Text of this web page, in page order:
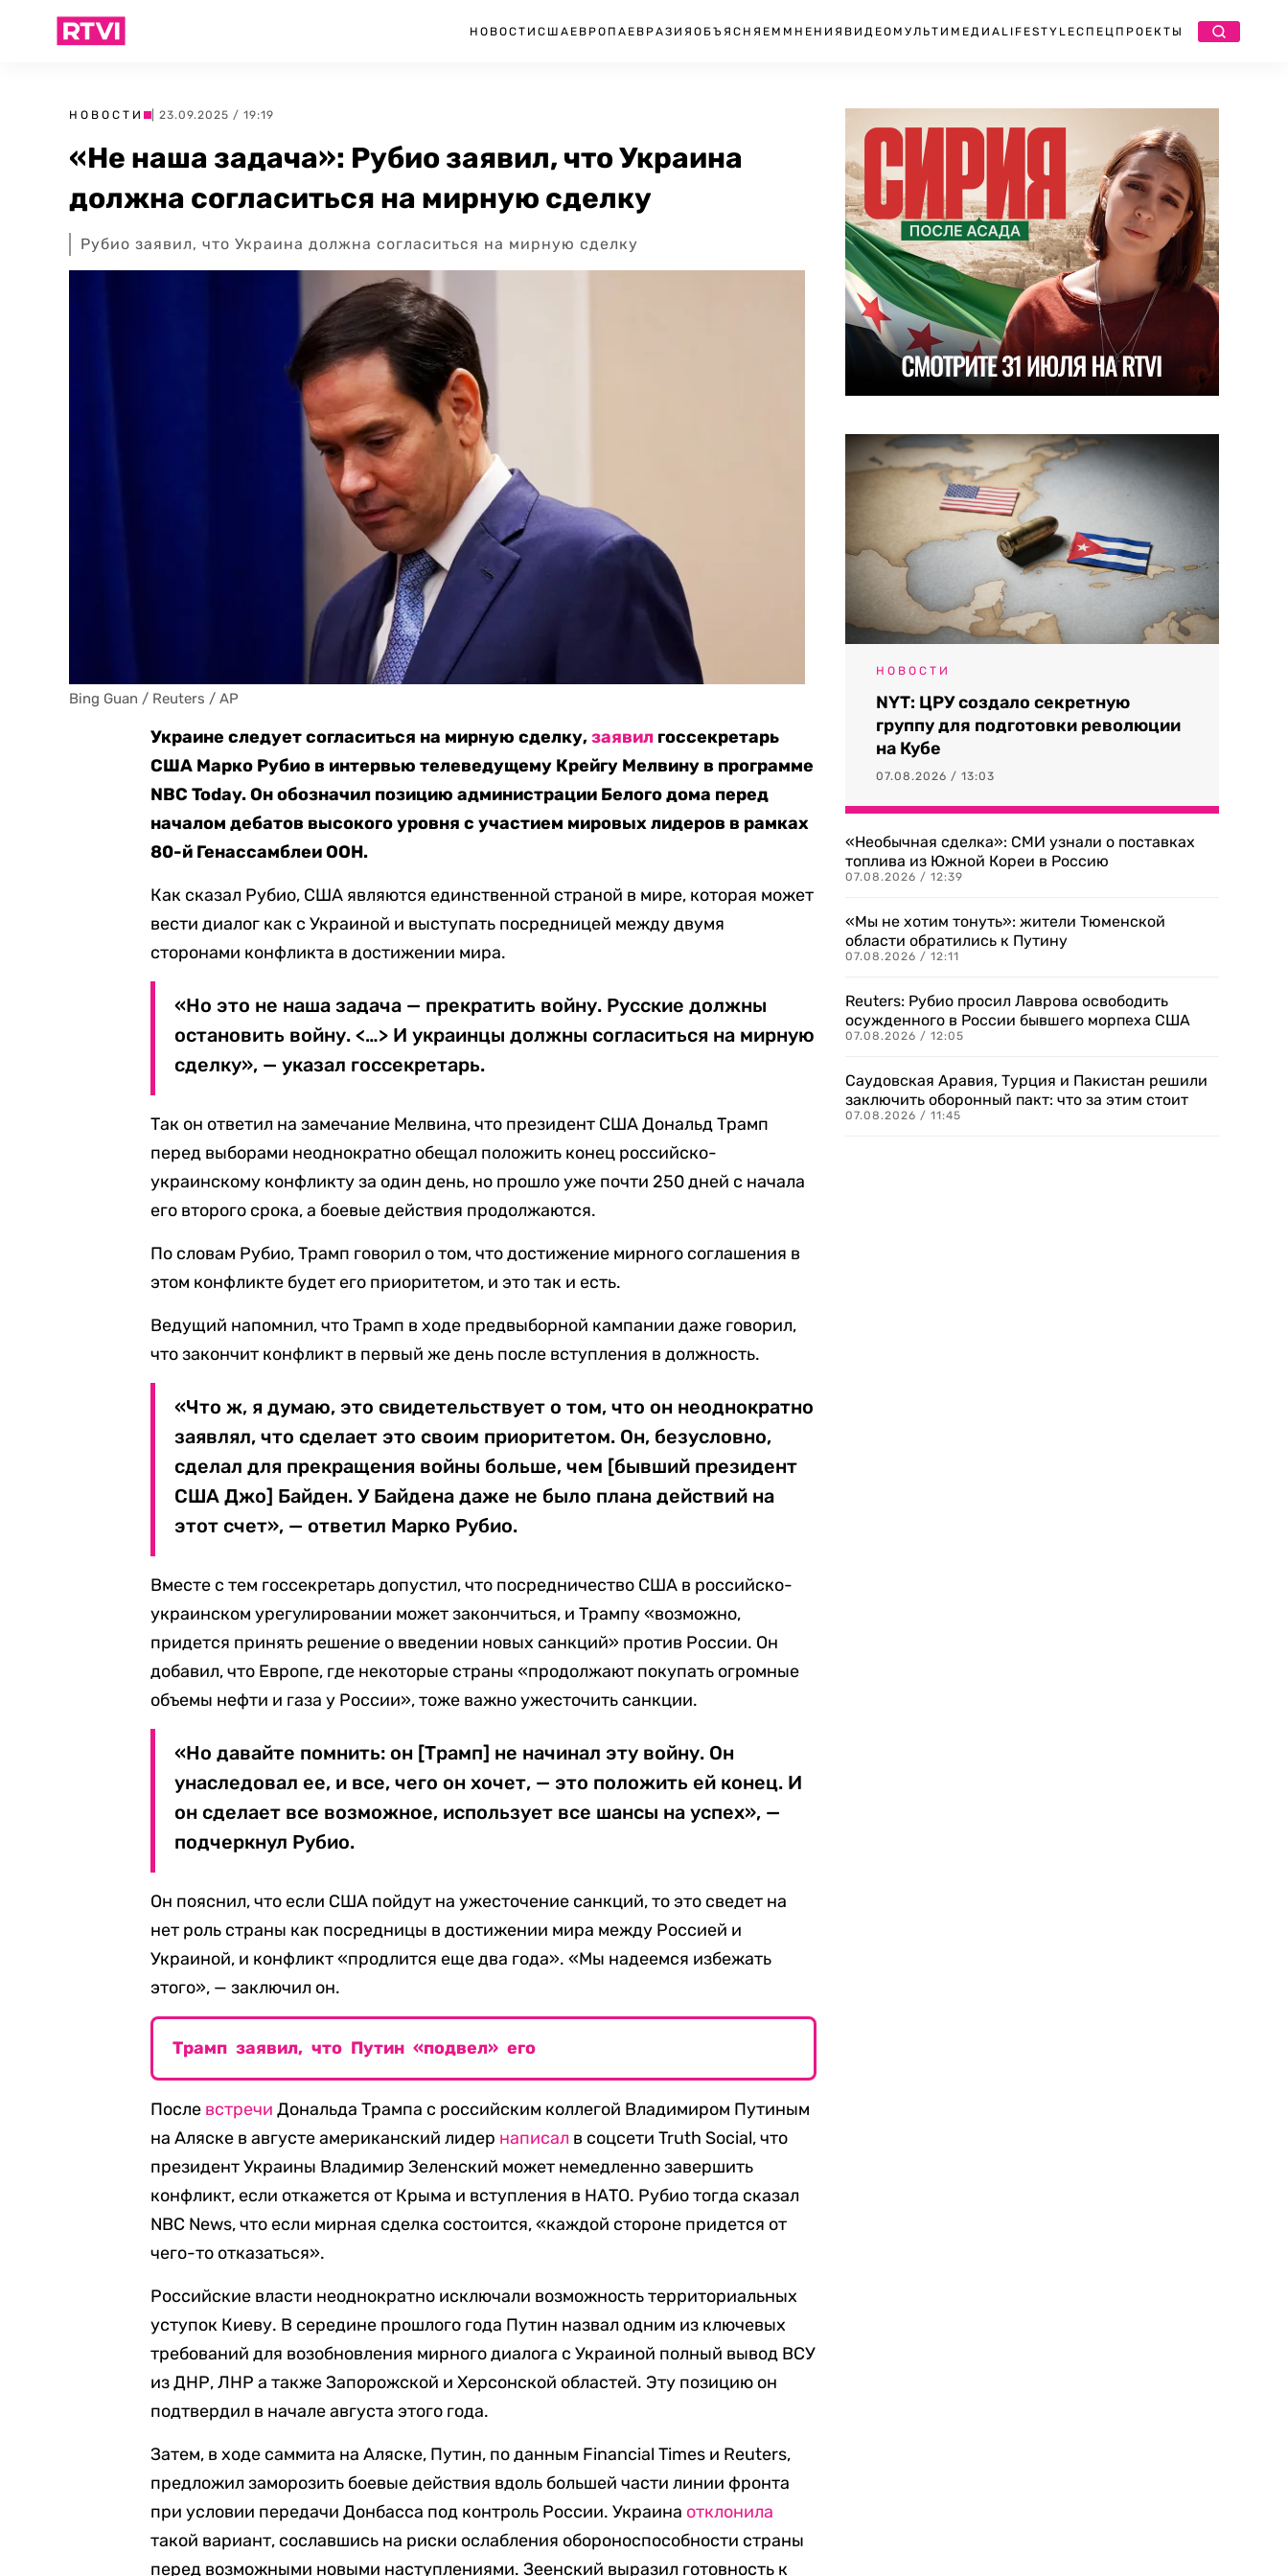
НОВОСТИ США ЕВРОПА ЕВРАЗИЯ ОБЪЯСНЯЕМ МНЕНИЯ ВИДЕО МУЛЬТИМЕДИА LIFESTYLEСПЕЦПРОЕКТЫ
НОВОСТИ | 23.09.2025 / 19:19
«Не наша задача»: Рубио заявил, что Украина
должна согласиться на мирную сделку
Рубио заявил, что Украина должна согласиться на мирную сделку
Bing Guan / Reuters / AP
Украине следует согласиться на мирную сделку,заявил госсекретарь
США Марко Рубио в интервью телеведущему Крейгу Мелвину в программе
NBC Today. Он обозначил позицию администрации Белого дома перед
началом дебатов высокого уровня с участием мировых лидеров в рамках
80-й Генассамблеи ООН.
Как сказал Рубио, США являются единственной страной в мире, которая может
вести диалог как с Украиной и выступать посредницей между двумя
сторонами конфликта в достижении мира.
«Но это не наша задача — прекратить войну. Русские должны
остановить войну. <…> И украинцы должны согласиться на мирную
сделку», — указал госсекретарь.
Так он ответил на замечание Мелвина, что президент США Дональд Трамп
перед выборами неоднократно обещал положить конец российско-
украинскому конфликту за один день, но прошло уже почти 250 дней с начала
его второго срока, а боевые действия продолжаются.
По словам Рубио, Трамп говорил о том, что достижение мирного соглашения в
этом конфликте будет его приоритетом, и это так и есть.
Ведущий напомнил, что Трамп в ходе предвыборной кампании даже говорил,
что закончит конфликт в первый же день после вступления в должность.
«Что ж, я думаю, это свидетельствует о том, что он неоднократно
заявлял, что сделает это своим приоритетом. Он, безусловно,
сделал для прекращения войны больше, чем [бывший президент
США Джо] Байден. У Байдена даже не было плана действий на
этот счет», — ответил Марко Рубио.
Вместе с тем госсекретарь допустил, что посредничество США в российско-
украинском урегулировании может закончиться, и Трампу «возможно,
придется принять решение о введении новых санкций» против России. Он
добавил, что Европе, где некоторые страны «продолжают покупать огромные
объемы нефти и газа у России», тоже важно ужесточить санкции.
«Но давайте помнить: он [Трамп] не начинал эту войну. Он
унаследовал ее, и все, чего он хочет, — это положить ей конец. И
он сделает все возможное, использует все шансы на успех», —
подчеркнул Рубио.
Он пояснил, что если США пойдут на ужесточение санкций, то это сведет на
нет роль страны как посредницы в достижении мира между Россией и
Украиной, и конфликт «продлится еще два года». «Мы надеемся избежать
этого», — заключил он.
Трамп заявил, что Путин «подвел» его
После встречи Дональда Трампа с российским коллегой Владимиром Путиным
на Аляске в августе американский лидер написал в соцсети Truth Social, что
президент Украины Владимир Зеленский может немедленно завершить
конфликт, если откажется от Крыма и вступления в НАТО. Рубио тогда сказал
NBC News, что если мирная сделка состоится, «каждой стороне придется от
чего-то отказаться».
Российские власти неоднократно исключали возможность территориальных
уступок Киеву. В середине прошлого года Путин назвал одним из ключевых
требований для возобновления мирного диалога с Украиной полный вывод ВСУ
из ДНР, ЛНР а также Запорожской и Херсонской областей. Эту позицию он
подтвердил в начале августа этого года.
Затем, в ходе саммита на Аляске, Путин, по данным Financial Times и Reuters,
предложил заморозить боевые действия вдоль большей части линии фронта
при условии передачи Донбасса под контроль России. Украина отклонила
такой вариант, сославшись на риски ослабления обороноспособности страны
перед возможными новыми наступлениями. Зеенский выразил готовность к
НОВОСТИ
NYT: ЦРУ создало секретную
группу для подготовки революции
на Кубе
07.08.2026 / 13:03
«Необычная сделка»: СМИ узнали о поставках
топлива из Южной Кореи в Россию
07.08.2026 / 12:39
«Мы не хотим тонуть»: жители Тюменской
области обратились к Путину
07.08.2026 / 12:11
Reuters: Рубио просил Лаврова освободить
осужденного в России бывшего морпеха США
07.08.2026 / 12:05
Саудовская Аравия, Турция и Пакистан решили
заключить оборонный пакт: что за этим стоит
07.08.2026 / 11:45